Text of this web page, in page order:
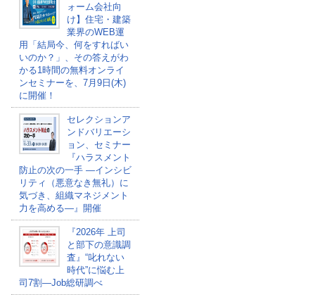
ォーム会社向
け】住宅・建築
業界のWEB運
用「結局今、何をすればい
いのか？」、その答えがわ
かる1時間の無料オンライ
ンセミナーを、7月9日(木)
に開催！
セレクションア
ンドバリエーシ
ョン、セミナー
『ハラスメント
防止の次の一手 ―インシビ
リティ（悪意なき無礼）に
気づき、組織マネジメント
力を高める―』開催
『2026年 上司
と部下の意識調
査』“叱れない
時代”に悩む上
司7割―Job総研調べ